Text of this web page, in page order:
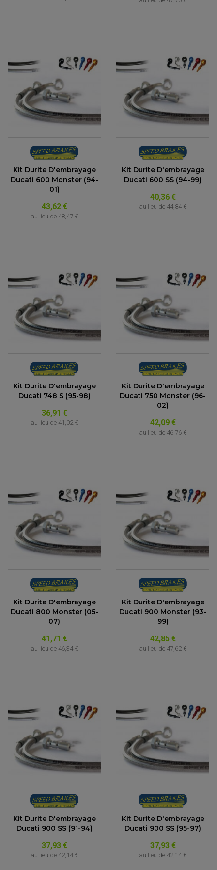
(1 avis)
Kit Durite D'embrayage
Ducati 600 Monster (94-
01)
43,62 €
au lieu de 48,47 €
Kit Durite D'embrayage
Ducati 600 SS (94-99)
40,36 €
au lieu de 44,84 €
Kit Durite D'embrayage
Ducati 748 S (95-98)
36,91 €
au lieu de 41,02 €
Kit Durite D'embrayage
Ducati 750 Monster (96-
02)
42,09 €
au lieu de 46,76 €
Kit Durite D'embrayage
Ducati 800 Monster (05-
07)
41,71 €
au lieu de 46,34 €
Kit Durite D'embrayage
Ducati 900 Monster (93-
99)
42,85 €
au lieu de 47,62 €
Kit Durite D'embrayage
Ducati 900 SS (91-94)
37,93 €
au lieu de 42,14 €
Kit Durite D'embrayage
Ducati 900 SS (95-97)
37,93 €
au lieu de 42,14 €